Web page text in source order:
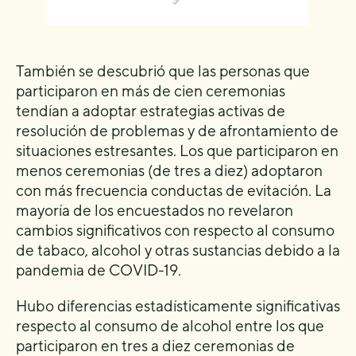
También se descubrió que las personas que
participaron en más de cien ceremonias
tendían a adoptar estrategias activas de
resolución de problemas y de afrontamiento de
situaciones estresantes. Los que participaron en
menos ceremonias (de tres a diez) adoptaron
con más frecuencia conductas de evitación. La
mayoría de los encuestados no revelaron
cambios significativos con respecto al consumo
de tabaco, alcohol y otras sustancias debido a la
pandemia de COVID-19.
Hubo diferencias estadísticamente significativas
respecto al consumo de alcohol entre los que
participaron en tres a diez ceremonias de